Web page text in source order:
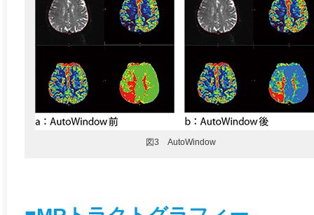
図3 AutoWindow